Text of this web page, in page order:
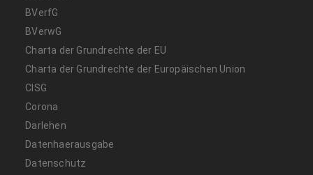
BVerfG
BVerwG
Charta der Grundrechte der EU
Charta der Grundrechte der Europäischen Union
CISG
Corona
Darlehen
Datenhaerausgabe
Datenschutz